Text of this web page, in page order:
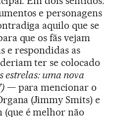
e personagens
aquilo que se
que os fãs vejam
e respondidas as
ter se colocado
estrelas: uma nova
— para mencionar o
(Jimmy Smits) e
é melhor não